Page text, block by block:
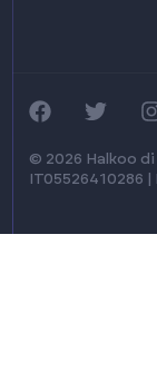
© 2026 Halkoo
IT05526410286